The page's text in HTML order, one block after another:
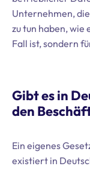
Unternehmen,
zu tun haben, wie
Fall ist, sondern
Gibt es in
den
Ein eigenes
existiert in